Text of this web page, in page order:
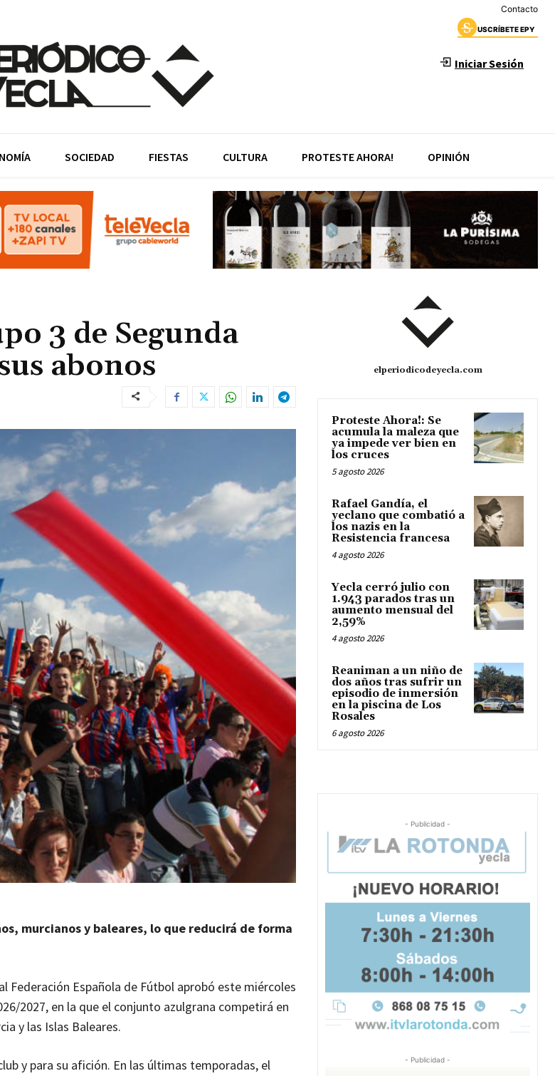
Contacto
USCRÍBETE EPY
Iniciar Sesión
SOCIEDAD FIESTAS CULTURA PROTESTE AHORA! OPINIÓN
3 de Segunda
abonos
murcianos y baleares, lo que reducirá de forma
Federación Española de Fútbol aprobó este miércoles
2027, en la que el conjunto azulgrana competirá en
y las Islas Baleares.
y para su afición. En las últimas temporadas, el
elperiodicodeyecla.com
Proteste Ahora!: Se
acumula la maleza que
ya impede ver bien en
los cruces
5 agosto 2026
Rafael Gandía, el
yeclano que combatió a
los nazis en la
Resistencia francesa
4 agosto 2026
Yecla cerró julio con
1.943 parados tras un
aumento mensual del
2,59%
4 agosto 2026
Reaniman a un niño de
dos años tras sufrir un
episodio de inmersión
en la piscina de Los
Rosales
6 agosto 2026
- Publicidad -
- Publicidad -